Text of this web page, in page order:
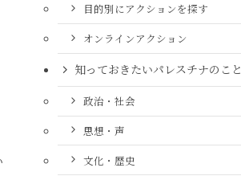
目的別にアクションを探す
オンラインアクション
知っておきたいパレスチナのこと
政治・社会
思想・声
文化・歴史